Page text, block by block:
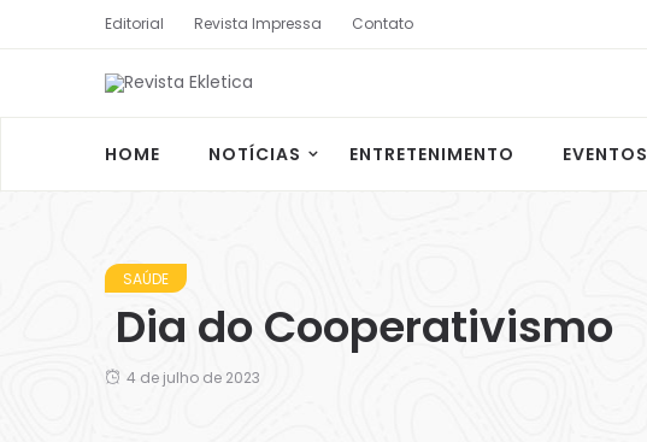
Editorial Revista Impressa Contato
HOME NOTÍCIAS ENTRETENIMENTO EVENTOS
SAÚDE
Dia do Cooperativismo
4 de julho de 2023